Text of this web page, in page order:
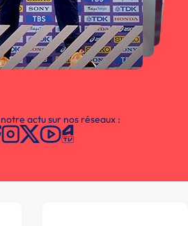
actu sur nos réseaux :